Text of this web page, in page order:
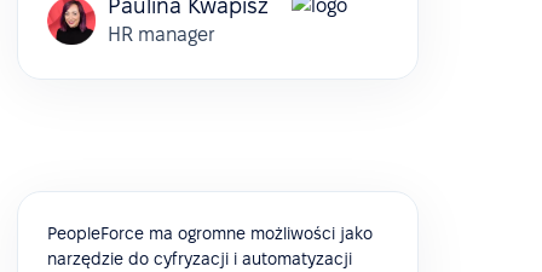
Paulina Kwapisz
HR manager
PeopleForce ma ogromne możliwości jako
narzędzie do cyfryzacji i automatyzacji